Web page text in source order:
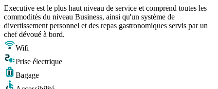
Executive est le plus haut niveau de service et comprend toutes les
commodités du niveau Business, ainsi qu'un système de
divertissement personnel et des repas gastronomiques servis par un
chef dévoué à bord.
Wifi
Prise électrique
Bagage